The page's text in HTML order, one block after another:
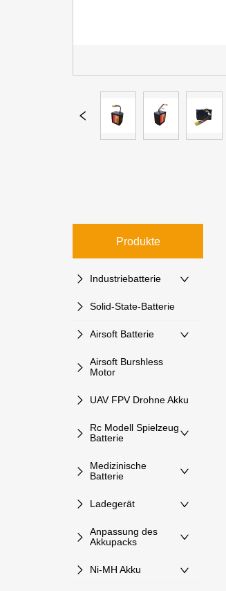
Produkte
Industriebatterie
Solid-State-Batterie
Airsoft Batterie
Airsoft Burshless
Motor
UAV FPV Drohne Akku
Rc Modell Spielzeug
Batterie
Medizinische
Batterie
Ladegerät
Anpassung des
Akkupacks
Ni-MH Akku